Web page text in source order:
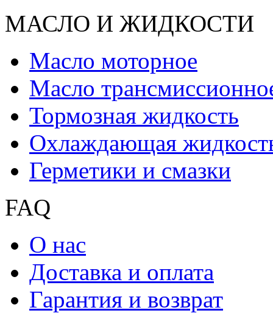
МАСЛО И ЖИДКОCТИ
Масло моторное
Масло
Тормозная жидкость
Охлаждающая
Герметики и смазки
FAQ
О нас
Доставка и оплата
Гарантия и возврат